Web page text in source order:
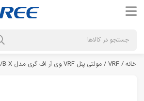
خانه /
VRF / مولتی پنل VRF وی آر اف گری مدل GMV-504WM/B-X